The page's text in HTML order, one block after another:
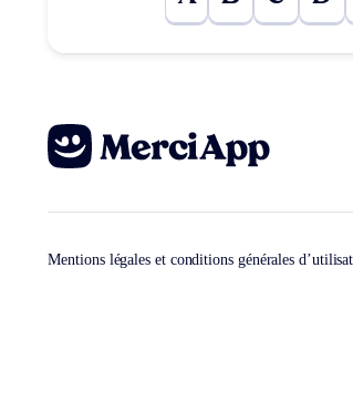
Mentions légales et conditions générales